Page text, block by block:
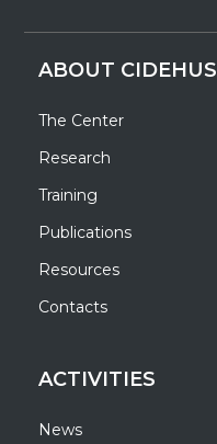
ABOUT CIDEHUS
The Center
Research
Training
Publications
Resources
Contacts
ACTIVITIES
News